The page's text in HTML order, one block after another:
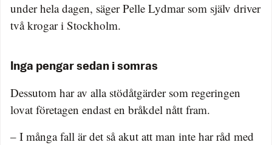
under hela dagen, säger Pelle Lydmar som själv driver
två krogar i Stockholm.
Inga pengar sedan i somras
Dessutom har av alla stödåtgärder som regeringen
lovat företagen endast en bråkdel nått fram.
– I många fall är det så akut att man inte har råd med